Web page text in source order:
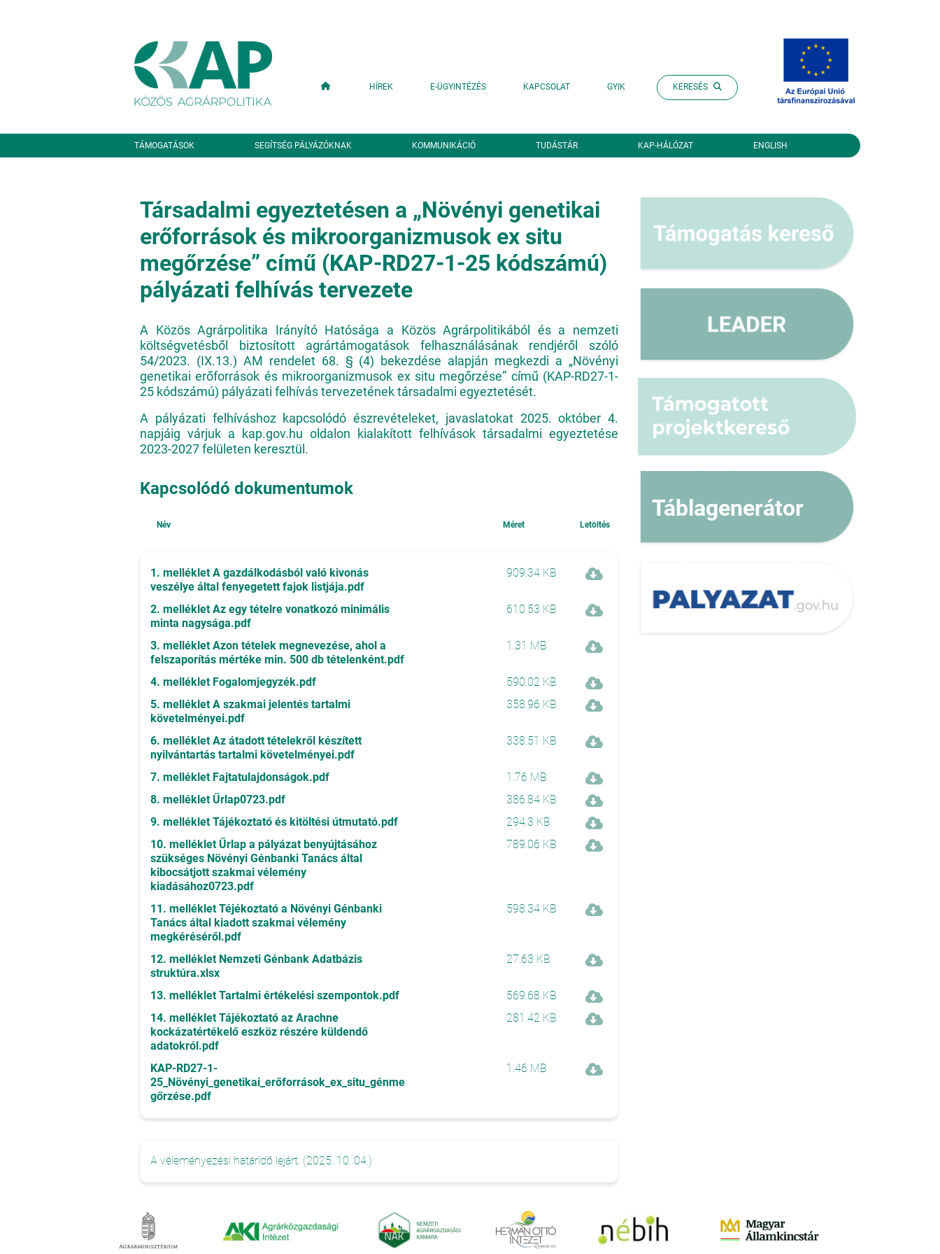
Fő navigáció
HÍREK E-ÜGYINTÉZÉS KAPCSOLAT GYIK KERESÉS
Másodlagos navigáció
TÁMOGATÁSOK SEGÍTSÉG PÁLYÁZÓKNAK KOMMUNIKÁCIÓ TUDÁSTÁR KAP-HÁLÓZAT ENGLISH
Társadalmi egyeztetésen a „Növényi genetikai
erőforrások és mikroorganizmusok ex situ
megőrzése” című (KAP-RD27-1-25 kódszámú)
pályázati felhívás tervezete
A Közös Agrárpolitika Irányító Hatósága a Közös Agrárpolitikából és a nemzeti
költségvetésből biztosított agrártámogatások felhasználásának rendjéről szóló
54/2023. (IX.13.) AM rendelet 68. § (4) bekezdése alapján megkezdi a „Növényi
genetikai erőforrások és mikroorganizmusok ex situ megőrzése” című (KAP-RD27-1-
25 kódszámú) pályázati felhívás tervezetének társadalmi egyeztetését.
A pályázati felhíváshoz kapcsolódó észrevételeket, javaslatokat 2025. október 4.
napjáig várjuk a kap.gov.hu oldalon kialakított felhívások társadalmi egyeztetése
2023-2027 felületen keresztül.
Kapcsolódó dokumentumok
Név Méret Letöltés
1. melléklet A gazdálkodásból való kivonás
veszélye által fenyegetett fajok listjája.pdf
909.34 KB
2. melléklet Az egy tételre vonatkozó minimális
minta nagysága.pdf
610.53 KB
3. melléklet Azon tételek megnevezése, ahol a
felszaporítás mértéke min. 500 db tételenként.pdf
1.31 MB
4. melléklet Fogalomjegyzék.pdf
590.02 KB
5. melléklet A szakmai jelentés tartalmi
követelményei.pdf
358.96 KB
6. melléklet Az átadott tételekről készített
nyilvántartás tartalmi követelményei.pdf
338.51 KB
7. melléklet Fajtatulajdonságok.pdf
1.76 MB
8. melléklet Űrlap0723.pdf
386.84 KB
9. melléklet Tájékoztató és kitöltési útmutató.pdf
294.3 KB
10. melléklet Űrlap a pályázat benyújtásához
szükséges Növényi Génbanki Tanács által
kibocsátjott szakmai vélemény
kiadásához0723.pdf
789.06 KB
11. melléklet Téjékoztató a Növényi Génbanki
Tanács által kiadott szakmai vélemény
megkéréséről.pdf
598.34 KB
12. melléklet Nemzeti Génbank Adatbázis
struktúra.xlsx
27.63 KB
13. melléklet Tartalmi értékelési szempontok.pdf
569.68 KB
14. melléklet Tájékoztató az Arachne
kockázatértékelő eszköz részére küldendő
adatokról.pdf
281.42 KB
KAP-RD27-1-
25_Növényi_genetikai_erőforrások_ex_situ_génme
gőrzése.pdf
1.46 MB
A véleményezési határidő lejárt. (2025. 10. 04.)
Táblagenerátor